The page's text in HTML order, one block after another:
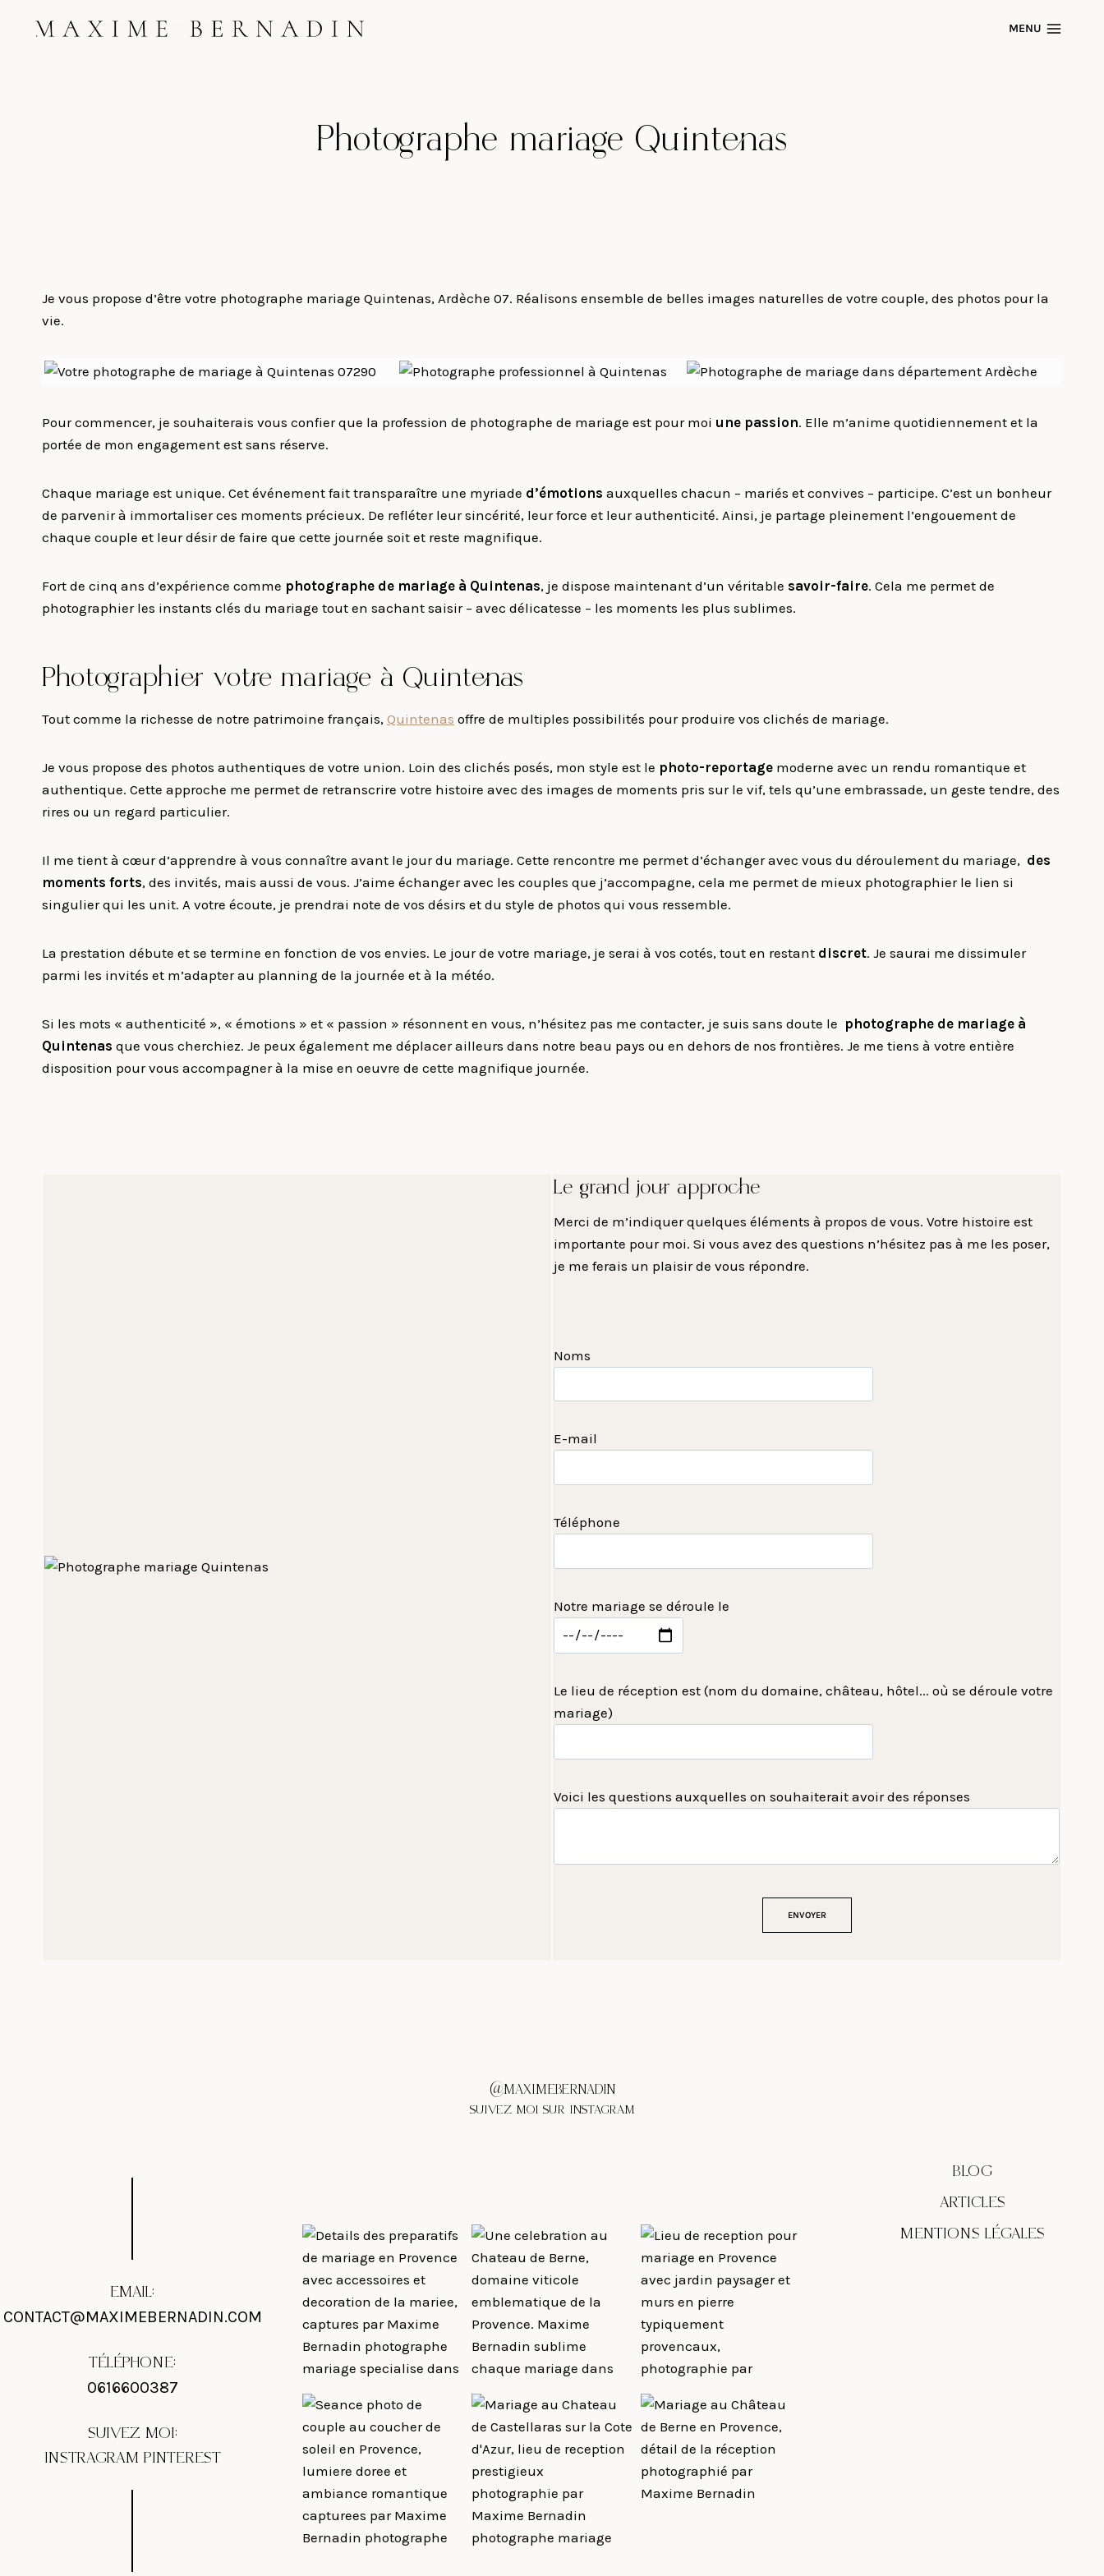
MENU
Photographe mariage Quintenas
Je vous propose d’être votre photographe mariage Quintenas, Ardèche 07. Réalisons ensemble de belles images naturelles de votre couple, des photos pour la
vie.
Pour commencer, je souhaiterais vous confier que la profession de photographe de mariage est pour moi une passion. Elle m’anime quotidiennement et la
portée de mon engagement est sans réserve.
Chaque mariage est unique. Cet événement fait transparaître une myriade d’émotions auxquelles chacun – mariés et convives – participe. C’est un bonheur
de parvenir à immortaliser ces moments précieux. De refléter leur sincérité, leur force et leur authenticité. Ainsi, je partage pleinement l’engouement de
chaque couple et leur désir de faire que cette journée soit et reste magnifique.
Fort de cinq ans d’expérience comme photographe de mariage à Quintenas, je dispose maintenant d’un véritable savoir-faire. Cela me permet de
photographier les instants clés du mariage tout en sachant saisir – avec délicatesse – les moments les plus sublimes.
Photographier votre mariage à Quintenas
Tout comme la richesse de notre patrimoine français, Quintenas offre de multiples possibilités pour produire vos clichés de mariage.
Je vous propose des photos authentiques de votre union. Loin des clichés posés, mon style est le photo-reportage moderne avec un rendu romantique et
authentique. Cette approche me permet de retranscrire votre histoire avec des images de moments pris sur le vif, tels qu’une embrassade, un geste tendre, des
rires ou un regard particulier.
Il me tient à cœur d’apprendre à vous connaître avant le jour du mariage. Cette rencontre me permet d’échanger avec vous du déroulement du mariage, des
moments forts, des invités, mais aussi de vous. J’aime échanger avec les couples que j’accompagne, cela me permet de mieux photographier le lien si
singulier qui les unit. A votre écoute, je prendrai note de vos désirs et du style de photos qui vous ressemble.
La prestation débute et se termine en fonction de vos envies. Le jour de votre mariage, je serai à vos cotés, tout en restant discret. Je saurai me dissimuler
parmi les invités et m’adapter au planning de la journée et à la météo.
Si les mots « authenticité », « émotions » et « passion » résonnent en vous, n’hésitez pas me contacter, je suis sans doute le photographe de mariage à
Quintenas que vous cherchiez. Je peux également me déplacer ailleurs dans notre beau pays ou en dehors de nos frontières. Je me tiens à votre entière
disposition pour vous accompagner à la mise en oeuvre de cette magnifique journée.
Le grand jour approche
Merci de m’indiquer quelques éléments à propos de vous. Votre histoire est
importante pour moi. Si vous avez des questions n’hésitez pas à me les poser,
je me ferais un plaisir de vous répondre.
Noms
E-mail
Téléphone
Notre mariage se déroule le
Le lieu de réception est (nom du domaine, château, hôtel... où se déroule votre
mariage)
Voici les questions auxquelles on souhaiterait avoir des réponses
@MAXIMEBERNADIN
SUIVEZ MOI SUR INSTAGRAM
EMAIL:
CONTACT@MAXIMEBERNADIN.COM
TÉLÉPHONE:
0616600387
SUIVEZ MOI:
INSTRAGRAM PINTEREST
BLOG
ARTICLES
MENTIONS LÉGALES